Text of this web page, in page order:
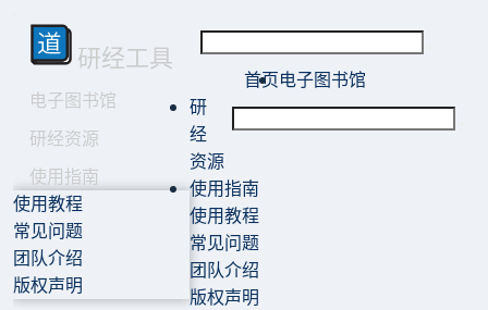
研经工具
电子图书馆
研经资源
使用指南
使用教程
常见问题
团队介绍
版权声明
首页电子图书馆
研
经
资源
使用指南
使用教程
常见问题
团队介绍
版权声明